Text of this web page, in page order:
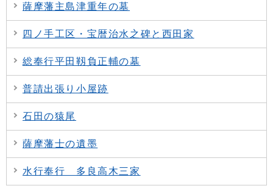
薩摩藩主島津重年の墓
四ノ手工区・宝暦治水之碑と西田家
総奉行平田靱負正輔の墓
普請出張り小屋跡
石田の猿尾
薩摩藩士の遺墨
水行奉行 多良高木三家